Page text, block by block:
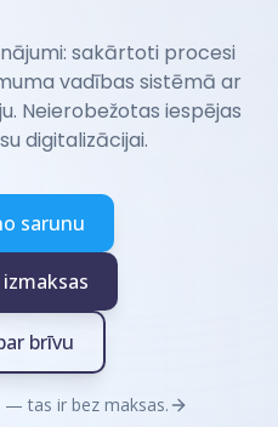
sakārtoti procesi
vadības sistēmā ar
Neierobežotas iespējas
digitalizācijai.
sarunu
brīvu
— tas ir bez maksas.